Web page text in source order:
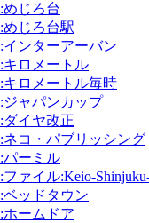
:めじろ台
:めじろ台駅
:インターアーバン
:キロメートル
:キロメートル毎時
:ジャパンカップ
:ダイヤ改正
:ネコ・パブリッシング
:パーミル
:ファイル:Keio-
:ベッドタウン
:ホームドア